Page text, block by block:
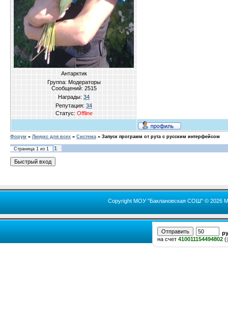
Антарктик
Группа: Модераторы
Сообщений: 2515
Награды: 34
Репутация: 34
Статус: Offline
Форум » Линукс для всех » Система » Запуск программ от рута с русским интерфейсом
Страница 1 из 1 1
Copyright МОУ "Баклановская СОШ" © 2026
на счет 410011154494802 (